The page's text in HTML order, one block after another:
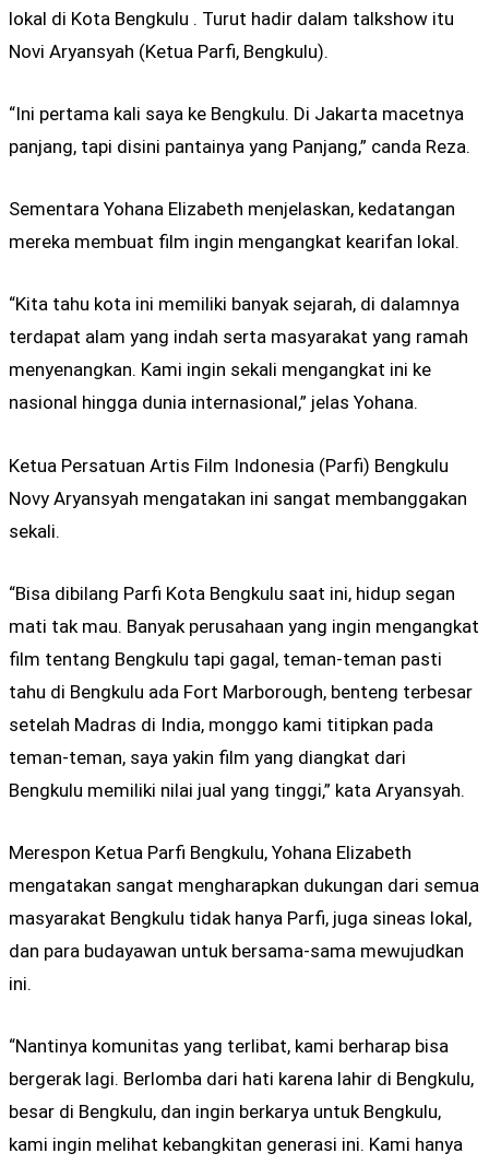
lokal di Kota Bengkulu . Turut hadir dalam talkshow itu
Novi Aryansyah (Ketua Parfi, Bengkulu).
“Ini pertama kali saya ke Bengkulu. Di Jakarta macetnya
panjang, tapi disini pantainya yang Panjang,” canda Reza.
Sementara Yohana Elizabeth menjelaskan, kedatangan
mereka membuat film ingin mengangkat kearifan lokal.
“Kita tahu kota ini memiliki banyak sejarah, di dalamnya
terdapat alam yang indah serta masyarakat yang ramah
menyenangkan. Kami ingin sekali mengangkat ini ke
nasional hingga dunia internasional,” jelas Yohana.
Ketua Persatuan Artis Film Indonesia (Parfi) Bengkulu
Novy Aryansyah mengatakan ini sangat membanggakan
sekali.
“Bisa dibilang Parfi Kota Bengkulu saat ini, hidup segan
mati tak mau. Banyak perusahaan yang ingin mengangkat
film tentang Bengkulu tapi gagal, teman-teman pasti
tahu di Bengkulu ada Fort Marborough, benteng terbesar
setelah Madras di India, monggo kami titipkan pada
teman-teman, saya yakin film yang diangkat dari
Bengkulu memiliki nilai jual yang tinggi,” kata Aryansyah.
Merespon Ketua Parfi Bengkulu, Yohana Elizabeth
mengatakan sangat mengharapkan dukungan dari semua
masyarakat Bengkulu tidak hanya Parfi, juga sineas lokal,
dan para budayawan untuk bersama-sama mewujudkan
ini.
“Nantinya komunitas yang terlibat, kami berharap bisa
bergerak lagi. Berlomba dari hati karena lahir di Bengkulu,
besar di Bengkulu, dan ingin berkarya untuk Bengkulu,
kami ingin melihat kebangkitan generasi ini. Kami hanya